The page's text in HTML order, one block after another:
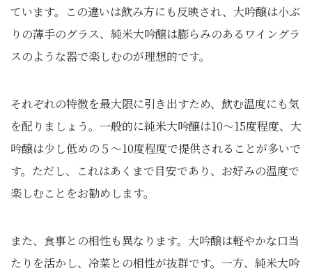
ています。この違いは飲み方にも反映され、大吟醸は小ぶ
りの薄手のグラス、純米大吟醸は膨らみのあるワイングラ
スのような器で楽しむのが理想的です。
それぞれの特徴を最大限に引き出すため、飲む温度にも気
を配りましょう。一般的に純米大吟醸は10～15度程度、大
吟醸は少し低めの５～10度程度で提供されることが多いで
す。ただし、これはあくまで目安であり、お好みの温度で
楽しむことをお勧めします。
また、食事との相性も異なります。大吟醸は軽やかな口当
たりを活かし、冷菜との相性が抜群です。一方、純米大吟